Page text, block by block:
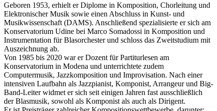
Geboren 1953, erhielt er Diplome in Komposition, Chorleitung und
Elektronischer Musik sowie einen Abschluss in Kunst- und
Musikwissenschaft (DAMS). Anschließend spezialisierte er sich am
Konservatorium Udine bei Marco Somadossi in Komposition und
Instrumentation für Blasorchester und schloss das Zweitstudium mit
Auszeichnung ab.
Von 1985 bis 2020 war er Dozent für Partiturlesen am
Konservatorium in Modena und unterrichtete zudem
Computermusik, Jazzkomposition und Improvisation. Nach einer
intensiven Laufbahn als Jazzpianist, Komponist, Arrangeur und Big-
Band-Leiter widmet er sich seit einigen Jahren fast ausschließlich
der Blasmusik, sowohl als Komponist als auch als Dirigent.